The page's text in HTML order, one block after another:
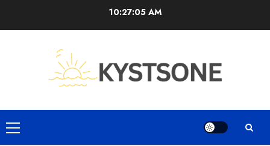
10:27:06 AM
Primary
Menu